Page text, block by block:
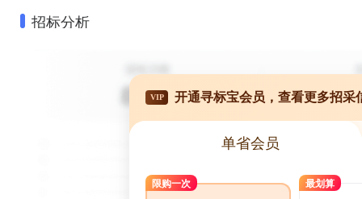
招标分析
VIP 开通寻标宝会员，查看更多招采
单省会员
限购一次 最划算